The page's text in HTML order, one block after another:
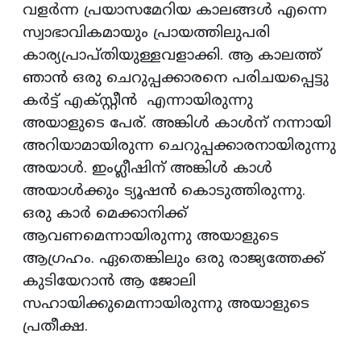
വളര്‍ന്ന പ്രയാസമേറിയ കാലങ്ങള്‍ എന്നെ
സ്വാഭാവികമായും പ്രായത്തിലുപരി
കാര്യപ്രാപ്തിയുള്ളവളാക്കി. ആ കാലത്ത്
ഞാന്‍ ഒരു ചെറുപ്പക്കാരനെ പരിചയപ്പെട്ടു
കര്‍ട്ട് എക്സ്റ്റീന്‍ എന്നായിരുന്നു
അയാളുടെ പേര്. അങ്കിള്‍ കാള്‍ന് നന്നായി
അറിയാമായിരുന്ന ചെറുപ്പക്കാരനായിരുന്നു
അയാള്‍. ഇംഗ്ലീഷിന് അങ്കിള്‍ കാള്‍
അയാള്‍ക്കും ട്യൂഷന്‍ കൊടുത്തിരുന്നു.
ഒരു കാര്‍ മെക്കാനിക്ക്
ആവണമെന്നായിരുന്നു അയാളുടെ
ആഗ്രഹം. ഏതെങ്കിലും ഒരു രാജ്യത്തേക്ക്
കുടിയേറാന്‍ ആ ജോലി
സഹായിക്കുമെന്നായിരുന്നു അയാളുടെ
പ്രതീക്ഷ.